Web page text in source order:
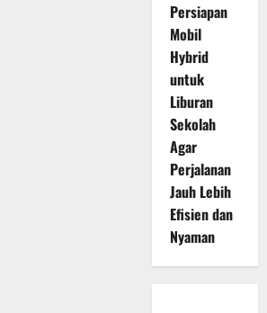
Persiapan
Mobil
Hybrid
untuk
Liburan
Sekolah
Agar
Perjalanan
Jauh Lebih
Efisien dan
Nyaman